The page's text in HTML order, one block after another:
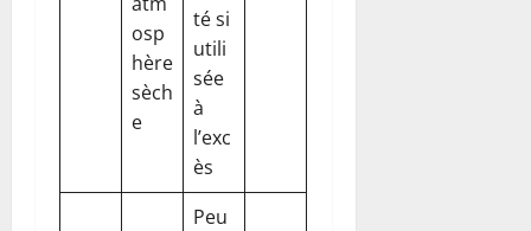
osp
hère
sèch
e
té si
utili
sée
à
l’exc
ès
Peu